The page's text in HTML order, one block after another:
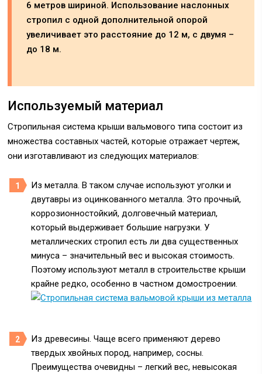
6 метров шириной. Использование наслонных
стропил с одной дополнительной опорой
увеличивает это расстояние до 12 м, с двумя –
до 18 м.
Используемый материал
Стропильная система крыши вальмового типа состоит из
множества составных частей, которые отражает чертеж,
они изготавливают из следующих материалов:
Из металла. В таком случае используют уголки и
двутавры из оцинкованного металла. Это прочный,
коррозионностойкий, долговечный материал,
который выдерживает большие нагрузки. У
металлических стропил есть ли два существенных
минуса – значительный вес и высокая стоимость.
Поэтому используют металл в строительстве крыши
крайне редко, особенно в частном домостроении.
Из древесины. Чаще всего применяют дерево
твердых хвойных пород, например, сосны.
Преимущества очевидны – легкий вес, невысокая